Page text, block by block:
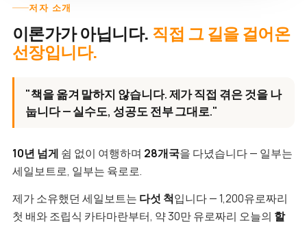
저자 소개
이론가가 아닙니다. 직접 그 길을 걸어온
선장입니다.
"책을 옮겨 말하지 않습니다. 제가 직접 겪은 것을 나
눕니다 — 실수도, 성공도 전부 그대로."
10년 넘게 쉼 없이 여행하며 28개국을 다녔습니다 — 일부는
세일보트로, 일부는 육로로.
제가 소유했던 세일보트는 다섯 척입니다 — 1,200유로짜리
첫 배와 조립식 카타마란부터, 약 30만 유로짜리 오늘의 할